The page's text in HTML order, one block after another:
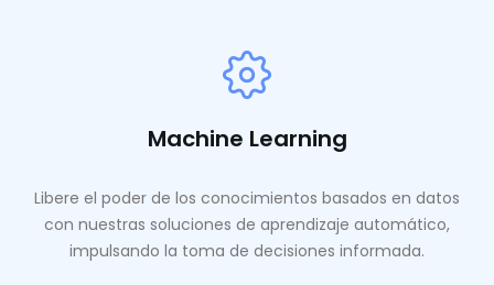
Machine Learning
Libere el poder de los conocimientos basados ​​en datos
con nuestras soluciones de aprendizaje automático,
impulsando la toma de decisiones informada.